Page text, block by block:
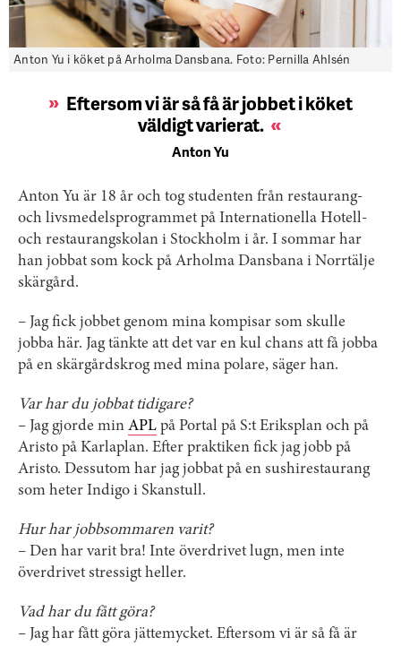
Anton Yu i köket på Arholma Dansbana. Foto: Pernilla Ahlsén
Eftersom vi är så få är jobbet i köket
väldigt varierat.
Anton Yu
Anton Yu är 18 år och tog studenten från restaurang-
och livsmedelsprogrammet på Internationella Hotell-
och restaurangskolan i Stockholm i år. I sommar har
han jobbat som kock på Arholma Dansbana i Norrtälje
skärgård.
– Jag fick jobbet genom mina kompisar som skulle
jobba här. Jag tänkte att det var en kul chans att få jobba
på en skärgårdskrog med mina polare, säger han.
Var har du jobbat tidigare?
– Jag gjorde min APL på Portal på S:t Eriksplan och på
Aristo på Karlaplan. Efter praktiken fick jag jobb på
Aristo. Dessutom har jag jobbat på en sushirestaurang
som heter Indigo i Skanstull.
Hur har jobbsommaren varit?
– Den har varit bra! Inte överdrivet lugn, men inte
överdrivet stressigt heller.
Vad har du fått göra?
– Jag har fått göra jättemycket. Eftersom vi är så få är